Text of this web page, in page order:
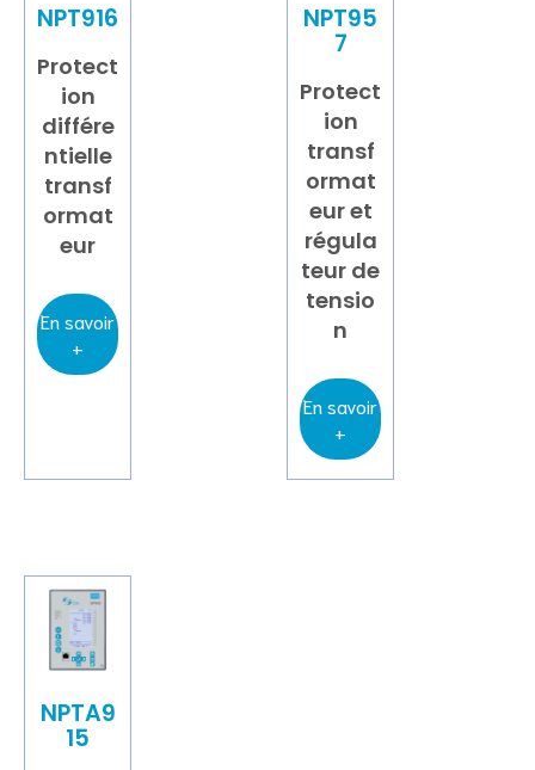
NPT916
Protect
ion
différe
ntielle
transf
ormat
eur
En savoir
+
NPT95
7
Protect
ion
transf
ormat
eur et
régula
teur de
tensio
n
En savoir
+
NPTA9
15